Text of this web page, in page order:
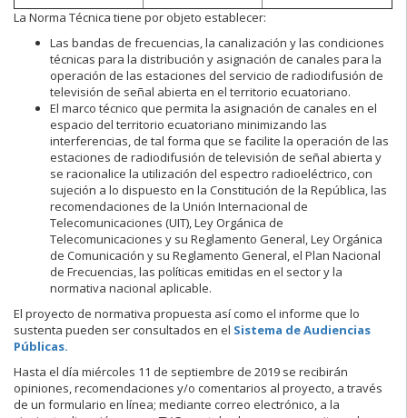
La Norma Técnica tiene por objeto establecer:
Las bandas de frecuencias, la canalización y las condiciones
técnicas para la distribución y asignación de canales para la
operación de las estaciones del servicio de radiodifusión de
televisión de señal abierta en el territorio ecuatoriano.
El marco técnico que permita la asignación de canales en el
espacio del territorio ecuatoriano minimizando las
interferencias, de tal forma que se facilite la operación de las
estaciones de radiodifusión de televisión de señal abierta y
se racionalice la utilización del espectro radioeléctrico, con
sujeción a lo dispuesto en la Constitución de la República, las
recomendaciones de la Unión Internacional de
Telecomunicaciones (UIT), Ley Orgánica de
Telecomunicaciones y su Reglamento General, Ley Orgánica
de Comunicación y su Reglamento General, el Plan Nacional
de Frecuencias, las políticas emitidas en el sector y la
normativa nacional aplicable.
El proyecto de normativa propuesta así como el informe que lo
sustenta pueden ser consultados en el Sistema de Audiencias
Públicas.
Hasta el día miércoles 11 de septiembre de 2019 se recibirán
opiniones, recomendaciones y/o comentarios al proyecto, a través
de un formulario en línea; mediante correo electrónico, a la